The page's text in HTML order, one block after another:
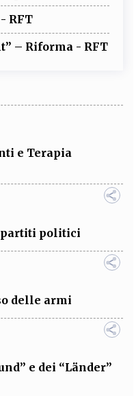
RFT
– Riforma - RFT
e Terapia
partiti politici
delle armi
e dei “Länder”